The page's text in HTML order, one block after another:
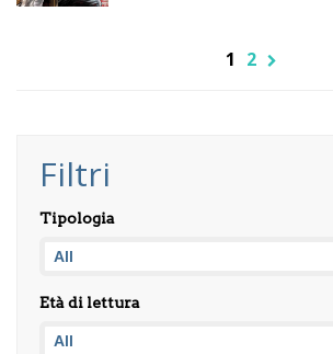
1 2
Filtri
Tipologia
Età di lettura